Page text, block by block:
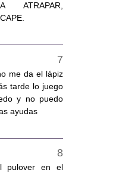
ATRAPAR,
me da el lápiz
tarde lo juego
y no puedo
ayudas
pulover en el